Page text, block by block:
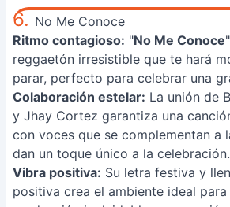
6. No Me Conoce
Ritmo contagioso: "No Me Conoce
reggaetón irresistible que te hará
parar, perfecto para celebrar una
Colaboración estelar: La unión de
y Jhay Cortez garantiza una
con voces que se complementan a
dan un toque único a la celebración.
Vibra positiva: Su letra festiva y
positiva crea el ambiente ideal